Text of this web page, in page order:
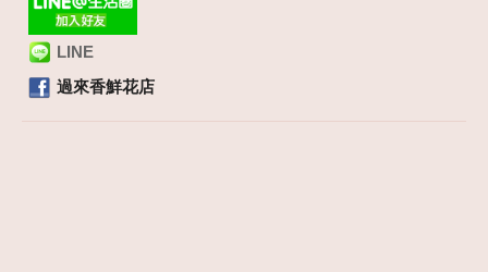
LINE
過來香鮮花店